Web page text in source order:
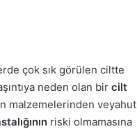
çok sık görülen ciltte
neden olan bir cilt
malzemelerinden veyahut
riski olmamasına